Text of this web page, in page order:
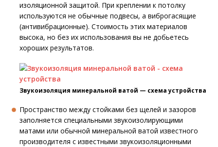
изоляционной защитой. При креплении к потолку
используются не обычные подвесы, а виброгасящие
(антивибрационные). Стоимость этих материалов
высока, но без их использования вы не добьетесь
хороших результатов.
Звукоизоляция минеральной ватой — схема устройства
Пространство между стойками без щелей и зазоров
заполняется специальными звукоизолирующими
матами или обычной минеральной ватой известного
производителя с известными звукоизоляционными